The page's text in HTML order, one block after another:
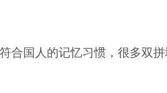
合国人的记忆习惯，很多双